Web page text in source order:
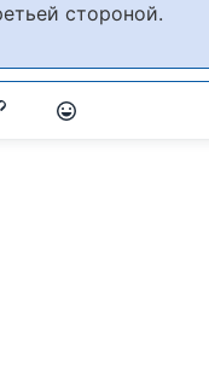
стороной.